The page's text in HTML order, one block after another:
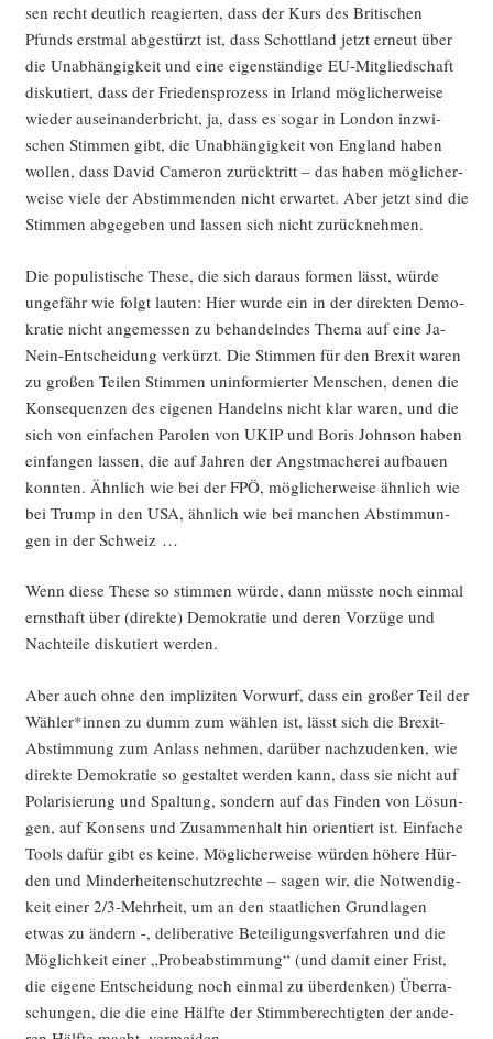
sen recht deut­lich reagier­ten, dass der Kurs des Bri­ti­schen
Pfunds erst­mal abge­stürzt ist, dass Schott­land jetzt erneut über
die Unab­hän­gig­keit und eine eigen­stän­di­ge EU-Mit­glied­schaft
dis­ku­tiert, dass der Frie­dens­pro­zess in Irland mög­li­cher­wei­se
wie­der aus­ein­an­der­bricht, ja, dass es sogar in Lon­don inzwi­
schen Stim­men gibt, die Unab­hän­gig­keit von Eng­land haben
wol­len, dass David Came­ron zurück­tritt – das haben mög­li­cher­
wei­se vie­le der Abstim­men­den nicht erwar­tet. Aber jetzt sind die
Stim­men abge­ge­ben und las­sen sich nicht zurücknehmen.
Die popu­lis­ti­sche The­se, die sich dar­aus for­men lässt, wür­de
unge­fähr wie folgt lau­ten: Hier wur­de ein in der direk­ten Demo­
kra­tie nicht ange­mes­sen zu behan­deln­des The­ma auf eine Ja-
Nein-Ent­schei­dung ver­kürzt. Die Stim­men für den Brexit waren
zu gro­ßen Tei­len Stim­men unin­for­mier­ter Men­schen, denen die
Kon­se­quen­zen des eige­nen Han­delns nicht klar waren, und die
sich von ein­fa­chen Paro­len von UKIP und Boris John­son haben
ein­fan­gen las­sen, die auf Jah­ren der Angst­ma­che­rei auf­bau­en
konn­ten. Ähn­lich wie bei der FPÖ, mög­li­cher­wei­se ähn­lich wie
bei Trump in den USA, ähn­lich wie bei man­chen Abstim­mun­
gen in der Schweiz …
Wenn die­se The­se so stim­men wür­de, dann müss­te noch ein­mal
ernst­haft über (direk­te) Demo­kra­tie und deren Vor­zü­ge und
Nach­tei­le dis­ku­tiert werden.
Aber auch ohne den impli­zi­ten Vor­wurf, dass ein gro­ßer Teil der
Wähler*innen zu dumm zum wäh­len ist, lässt sich die Brexit-
Abstim­mung zum Anlass neh­men, dar­über nach­zu­den­ken, wie
direk­te Demo­kra­tie so gestal­tet wer­den kann, dass sie nicht auf
Pola­ri­sie­rung und Spal­tung, son­dern auf das Fin­den von Lösun­
gen, auf Kon­sens und Zusam­men­halt hin ori­en­tiert ist. Ein­fa­che
Tools dafür gibt es kei­ne. Mög­li­cher­wei­se wür­den höhe­re Hür­
den und Min­der­hei­ten­schutz­rech­te – sagen wir, die Not­wen­dig­
keit einer 2/3‑Mehrheit, um an den staat­li­chen Grund­la­gen
etwas zu ändern -, deli­be­ra­ti­ve Betei­li­gungs­ver­fah­ren und die
Mög­lich­keit einer „Pro­be­ab­stim­mung“ (und damit einer Frist,
die eige­ne Ent­schei­dung noch ein­mal zu über­den­ken) Über­ra­
schun­gen, die die eine Hälf­te der Stimm­be­rech­tig­ten der ande­